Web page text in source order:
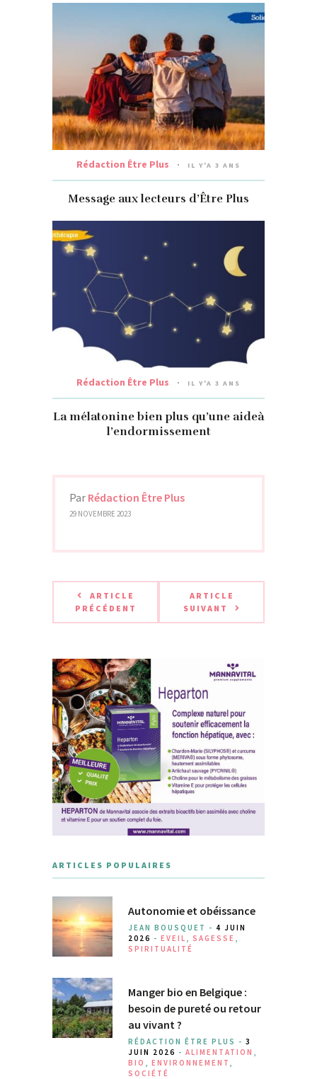
Rédaction Être Plus IL Y'A 3 ANS
Message aux lecteurs d’Être Plus
Rédaction Être Plus IL Y'A 3 ANS
La mélatonine bien plus qu’une aideà
l’endormissement
Par Rédaction Être Plus
29 NOVEMBRE 2023
ARTICLE
PRÉCÉDENT
ARTICLE
SUIVANT
ARTICLES POPULAIRES
Autonomie et obéissance
JEAN BOUSQUET - 4 JUIN
2026 - EVEIL , SAGESSE ,
SPIRITUALITÉ
Manger bio en Belgique :
besoin de pureté ou retour
au vivant ?
RÉDACTION ÊTRE PLUS - 3
JUIN 2026 - ALIMENTATION ,
BIO , ENVIRONNEMENT ,
SOCIÉTÉ